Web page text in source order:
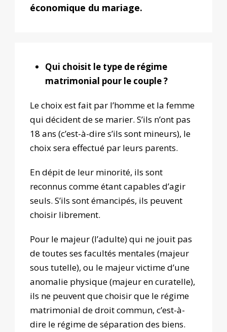
économique du mariage.
Qui choisit le type de régime
matrimonial pour le couple ?
Le choix est fait par l’homme et la femme
qui décident de se marier. S’ils n’ont pas
18 ans (c’est-à-dire s’ils sont mineurs), le
choix sera effectué par leurs parents.
En dépit de leur minorité, ils sont
reconnus comme étant capables d’agir
seuls. S’ils sont émancipés, ils peuvent
choisir librement.
Pour le majeur (l’adulte) qui ne jouit pas
de toutes ses facultés mentales (majeur
sous tutelle), ou le majeur victime d’une
anomalie physique (majeur en curatelle),
ils ne peuvent que choisir que le régime
matrimonial de droit commun, c’est-à-
dire le régime de séparation des biens.